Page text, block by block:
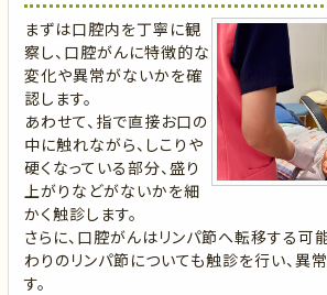
まずは口腔内を丁寧に観
察し、口腔がんに特徴的な
変化や異常がないかを確
認します。
あわせて、指で直接お口の
中に触れながら、しこりや
硬くなっている部分、盛り
上がりなどがないかを細
かく触診します。
さらに、口腔がんはリンパ節へ転移する可
わりのリンパ節についても触診を行い、異
す。